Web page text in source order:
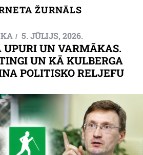
ŽURNĀLS
5. JŪLIJS, 2026.
UN VARMĀKAS.
UN KĀ KULBERGA
POLITISKO RELJEFU